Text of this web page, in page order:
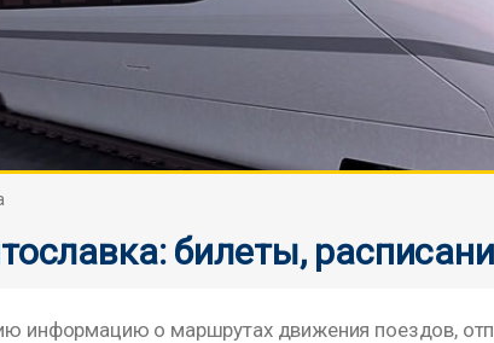
билеты,
информацию о маршрутах движения поездов,